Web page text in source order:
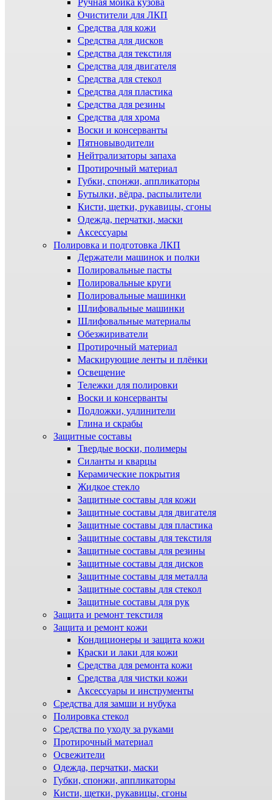
Ручная мойка кузова
Очистители для ЛКП
Средства для кожи
Средства для дисков
Средства для текстиля
Средства для двигателя
Средства для стекол
Средства для пластика
Средства для резины
Средства для хрома
Воски и консерванты
Пятновыводители
Нейтрализаторы запаха
Протирочный материал
Губки, спонжи, аппликаторы
Бутылки, вёдра, распылители
Кисти, щетки, рукавицы, сгоны
Одежда, перчатки, маски
Аксессуары
Полировка и подготовка ЛКП
Держатели машинок и полки
Полировальные пасты
Полировальные круги
Полировальные машинки
Шлифовальные машинки
Шлифовальные материалы
Обезжириватели
Протирочный материал
Маскирующие ленты и плёнки
Освещение
Тележки для полировки
Воски и консерванты
Подложки, удлинители
Глина и скрабы
Защитные составы
Твердые воски, полимеры
Силанты и кварцы
Керамические покрытия
Жидкое стекло
Защитные составы для кожи
Защитные составы для двигателя
Защитные составы для пластика
Защитные составы для текстиля
Защитные составы для резины
Защитные составы для дисков
Защитные составы для металла
Защитные составы для стекол
Защитные составы для рук
Защита и ремонт текстиля
Защита и ремонт кожи
Кондиционеры и защита кожи
Краски и лаки для кожи
Средства для ремонта кожи
Средства для чистки кожи
Аксессуары и инструменты
Средства для замши и нубука
Полировка стекол
Средства по уходу за руками
Протирочный материал
Освежители
Одежда, перчатки, маски
Губки, спонжи, аппликаторы
Кисти, щетки, рукавицы, сгоны